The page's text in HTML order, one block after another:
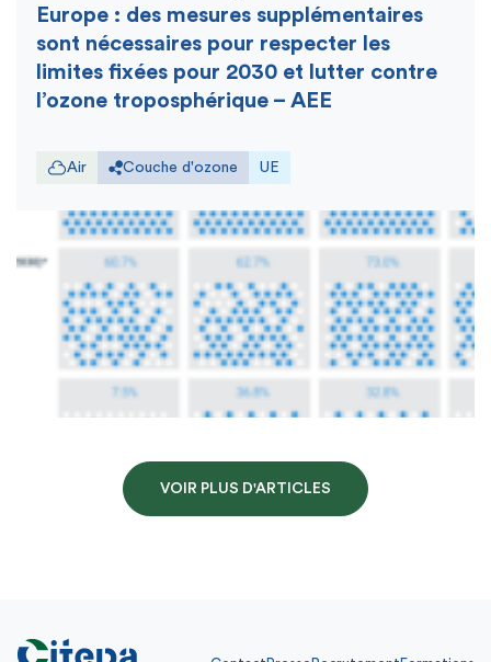
Europe : des mesures supplémentaires
sont nécessaires pour respecter les
limites fixées pour 2030 et lutter contre
l’ozone troposphérique – AEE
Air Couche d'ozone UE
VOIR PLUS D'ARTICLES